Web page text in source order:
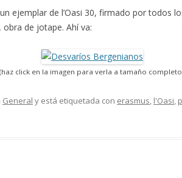
ejemplar de l’Oasi 30, firmado por todos
de jotape. Ahí va:
(haz click en la imagen para verla a tamaño
General y está etiquetada con erasmus, l'Oasi,